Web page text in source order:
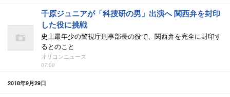
千原ジュニアが「科捜研の男」出演へ 関西弁を封印
した役に挑戦
史上最年少の警視庁刑事部長の役で、関西弁を完全に封印す
るとのこと
オリコンニュース
07:00
2018年9月29日